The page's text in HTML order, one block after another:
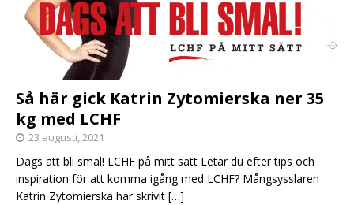
Så här gick Katrin Zytomierska ner 35
kg med LCHF
23 augusti, 2021
Dags att bli smal! LCHF på mitt sätt Letar du efter tips och
inspiration för att komma igång med LCHF? Mångsysslaren
Katrin Zytomierska har skrivit […]